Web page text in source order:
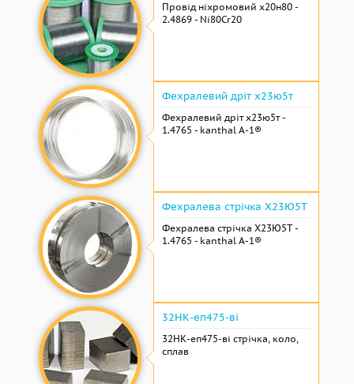
Провід ніхромовий х20н80 -
2.4869 - Ni80Cr20
Фехралевий дріт х23ю5т
Фехралевий дріт х23ю5т -
1.4765 - kanthal A-1®
Фехралева стрічка Х23Ю5Т
Фехралева стрічка Х23Ю5Т -
1.4765 - kanthal A-1®
32НК-еп475-ві
32НК-еп475-ві стрічка, коло,
сплав